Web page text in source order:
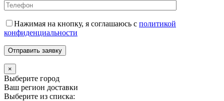
Нажимая на кнопку, я соглашаюсь с политикой
конфиденциальности
×
Выберите город
Ваш регион доставки
Выберите из списка: